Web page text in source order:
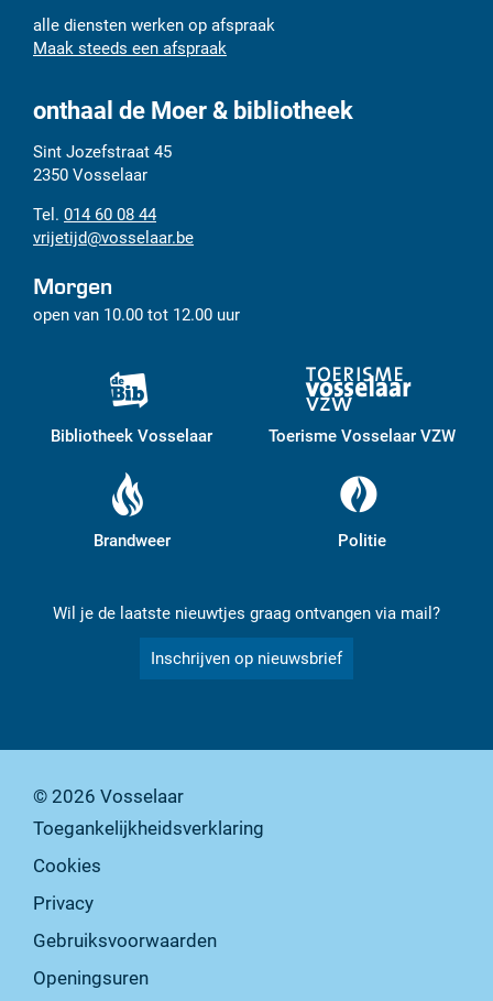
alle diensten werken op afspraak
Maak steeds een afspraak
onthaal de Moer & bibliotheek
Adres
Sint Jozefstraat 45
2350 Vosselaar
Tel.
014 60 08 44
E-
mail
vrijetijd@vosselaar.be
Morgen
open van 10.00 tot 12.00 uur
Bibliotheek Vosselaar Toerisme Vosselaar VZW
Brandweer Politie
Wil je de laatste nieuwtjes graag ontvangen via mail?
Inschrijven op nieuwsbrief
© 2026 Vosselaar
Toegankelijkheidsverklaring
Cookies
Privacy
Gebruiksvoorwaarden
Openingsuren